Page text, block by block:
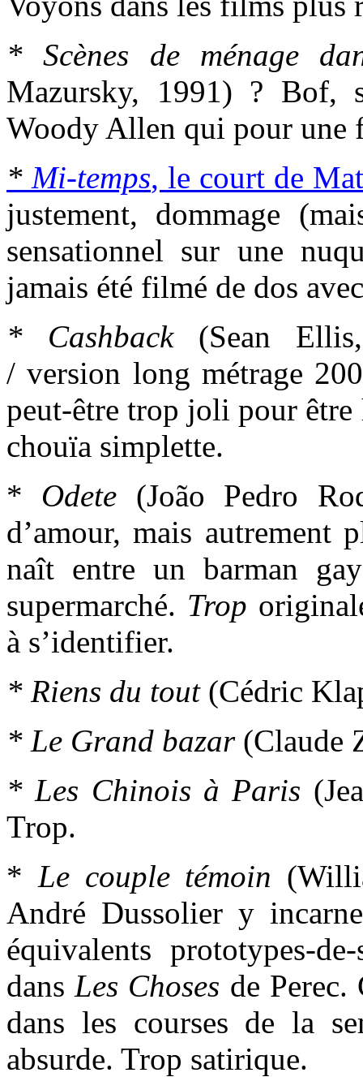
* Scènes de ménage
Mazursky, 1991) ? Bof,
Woody Allen qui pour une
* Mi-temps, le court de
justement, dommage
sensationnel sur une
jamais été filmé de dos
* Cashback(Sean Ellis,
/ version long métrage
peut-être trop joli pour être
chouïa simplette.
* Odete (João Pedro
d’amour, mais autrement
naît entre un barman
supermarché. Trop
à s’identifier.
* Riens du tout(Cédric
* Le Grand bazar(Claude
* Les Chinois à Paris
Trop.
* Le couple témoin
André Dussolier y
équivalents prototypes-
dansLes Choses de Perec.
dans les courses de la
absurde. Trop satirique.